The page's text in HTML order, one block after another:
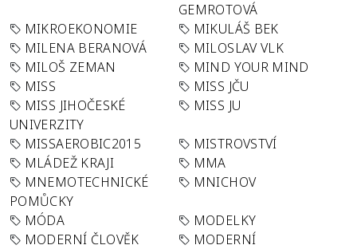
GEMROTOVÁ
MIKROEKONOMIE
MIKULÁŠ BEK
MILENA BERANOVÁ
MILOSLAV VLK
MILOŠ ZEMAN
MIND YOUR MIND
MISS
MISS JČU
MISS JIHOČESKÉ
UNIVERZITY
MISS JU
MISSAEROBIC2015
MISTROVSTVÍ
MLÁDEŽ KRAJI
MMA
MNEMOTECHNICKÉ
POMŮCKY
MNICHOV
MÓDA
MODELKY
MODERNÍ ČLOVĚK
MODERNÍ